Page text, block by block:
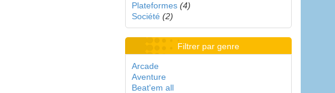
Plateformes (4)
Société (2)
Filtrer par genre
Arcade
Aventure
Beat'em all